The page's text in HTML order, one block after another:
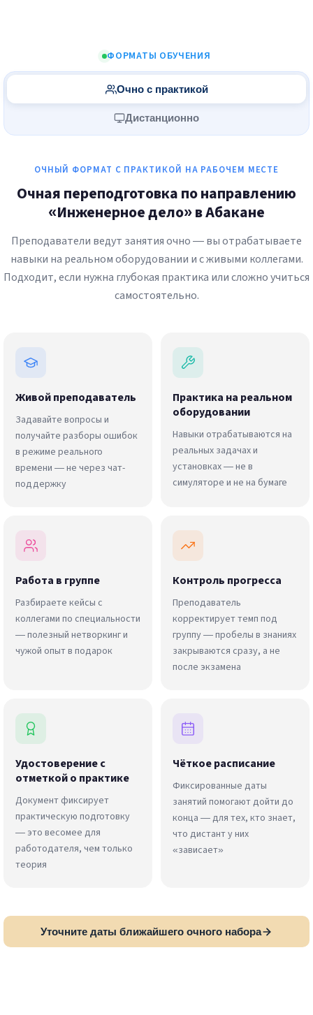
ФОРМАТЫ ОБУЧЕНИЯ
Очно с практикой
Дистанционно
ОЧНЫЙ ФОРМАТ С ПРАКТИКОЙ НА РАБОЧЕМ МЕСТЕ
Очная переподготовка по направлению
«Инженерное дело» в Абакане
Преподаватели ведут занятия очно — вы отрабатываете
навыки на реальном оборудовании и с живыми коллегами.
Подходит, если нужна глубокая практика или сложно учиться
самостоятельно.
Живой преподаватель
Задавайте вопросы и
получайте разборы ошибок
в режиме реального
времени — не через чат-
поддержку
Практика на реальном
оборудовании
Навыки отрабатываются на
реальных задачах и
установках — не в
симуляторе и не на бумаге
Работа в группе
Разбираете кейсы с
коллегами по специальности
— полезный нетворкинг и
чужой опыт в подарок
Контроль прогресса
Преподаватель
корректирует темп под
группу — пробелы в знаниях
закрываются сразу, а не
после экзамена
Удостоверение с
отметкой о практике
Документ фиксирует
практическую подготовку
— это весомее для
работодателя, чем только
теория
Чёткое расписание
Фиксированные даты
занятий помогают дойти до
конца — для тех, кто знает,
что дистант у них
«зависает»
Уточните даты ближайшего очного набора